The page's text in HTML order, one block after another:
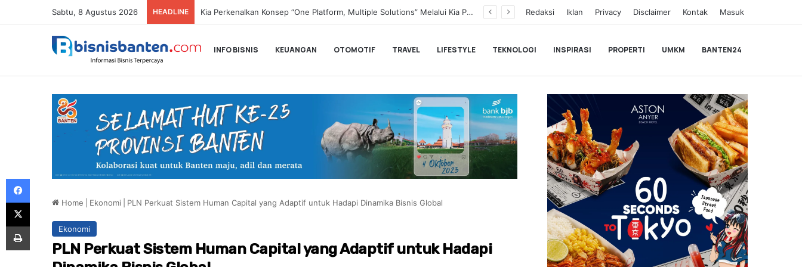
Sabtu, 8 Agustus 2026 HEADLINE Transformasi Digital Perkuat Layanan, Bank bjb Raih Lima Titanium Awards pada PRIMA Awards 2026 Redaksi Iklan Privacy Disclaimer Kontak Masuk
INFO BISNIS KEUANGAN OTOMOTIF TRAVEL LIFESTYLE TEKNOLOGI INSPIRASI PROPERTI UMKM BANTEN24
Home Ekonomi PLN Perkuat Sistem Human Capital yang Adaptif untuk Hadapi Dinamika Bisnis Global
Ekonomi
PLN Perkuat Sistem Human Capital yang Adaptif untuk Hadapi
Facebook